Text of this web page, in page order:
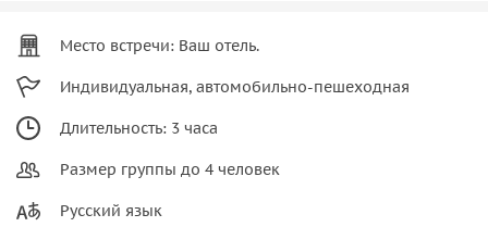
Место встречи: Ваш отель.
Индивидуальная, автомобильно-пешеходная
Длительность: 3 часа
Размер группы до 4 человек
Русский язык